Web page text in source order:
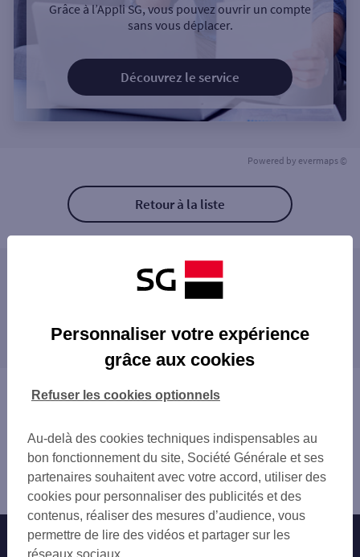
Grâce à l’Appli SG, vous pouvez ouvrir un compte
sans vous déplacer.
Découvrez le service
Powered by evermaps ©
Retour à la liste
Les distributeurs/automates à proximité
proximité
Vous êtes ici : Accueil
Séverac le Château
Distributeur/automate TOTAL L'AVEYRON
Nos engagements Nous contacter
Personnaliser votre expérience
grâce aux cookies
Au-delà des cookies techniques indispensables au
bon fonctionnement du site, Société Générale et ses
partenaires souhaitent avec votre accord, utiliser des
cookies pour personnaliser des publicités et des
contenus, réaliser des mesures d’audience, vous
permettre de lire des vidéos et partager sur les
réseaux sociaux.
Refuser les cookies optionnels